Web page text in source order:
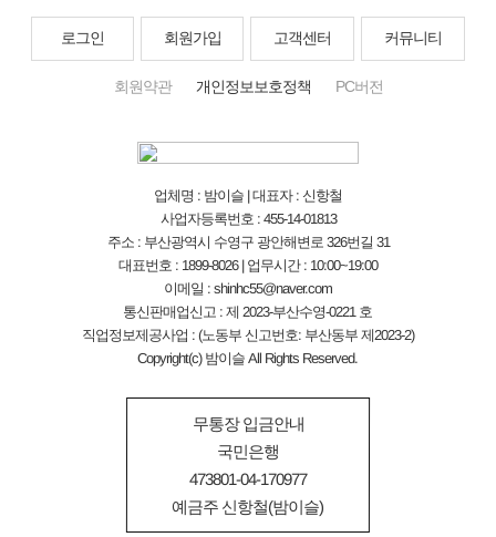
로그인 회원가입 고객센터 커뮤니티
회원약관 개인정보보호정책 PC버전
업체명 : 밤이슬 | 대표자 : 신항철
사업자등록번호 : 455-14-01813
주소 : 부산광역시 수영구 광안해변로 326번길 31
대표번호 : 1899-8026 | 업무시간 : 10:00~19:00
이메일 : shinhc55@naver.com
통신판매업신고 : 제 2023-부산수영-0221 호
직업정보제공사업 : (노동부 신고번호: 부산동부 제2023-2)
Copyright(c) 밤이슬 All Rights Reserved.
무통장 입금안내
국민은행
473801-04-170977
예금주 신항철(밤이슬)